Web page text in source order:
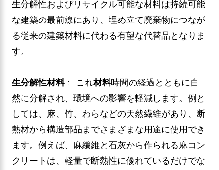
生分解性およびリサイクル可能な材料は持続可能
な建築の最前線にあり、埋め立て廃棄物につなが
る従来の建築材料に代わる有望な代替品となりま
す。
生分解性材料： これ材料時間の経過とともに自
然に分解され、環境への影響を軽減します。例と
しては、麻、竹、わらなどの天然繊維があり、断
熱材から構造部品までさまざまな用途に使用でき
ます。例えば、麻繊維と石灰から作られる麻コン
クリートは、軽量で断熱性に優れているだけでな